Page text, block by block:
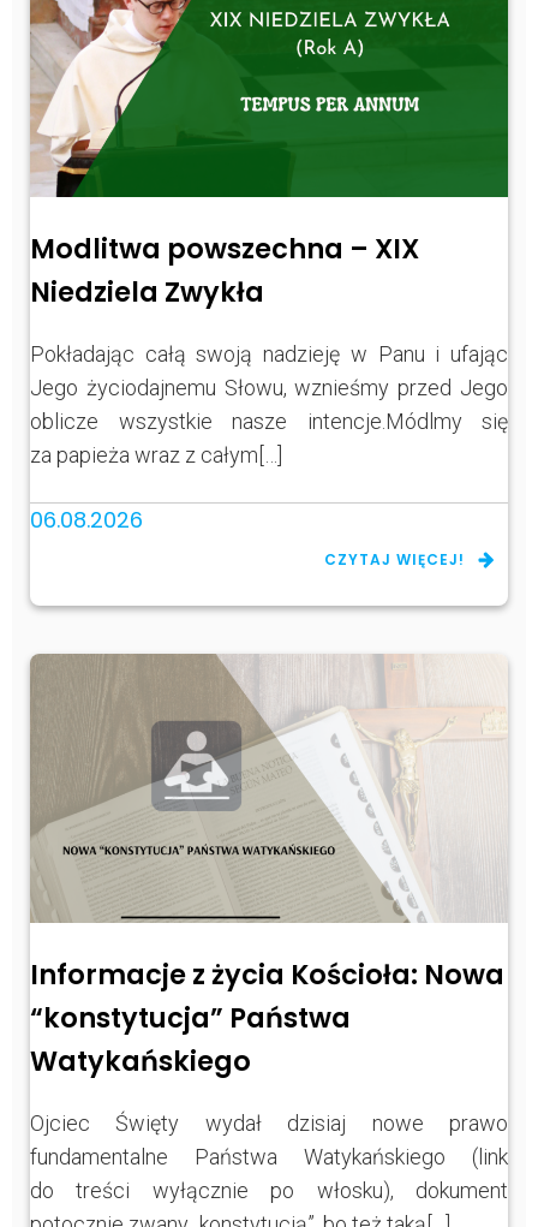
Modlitwa powszechna – XIX
Niedziela Zwykła
Pokładając całą swoją nadzieję w Panu i ufając
Jego życiodajnemu Słowu, wznieśmy przed Jego
oblicze wszystkie nasze intencje.Módlmy się
za papieża wraz z całym[…]
06.08.2026
CZYTAJ WIĘCEJ!
Informacje z życia Kościoła: Nowa
“konstytucja” Państwa
Watykańskiego
Ojciec Święty wydał dzisiaj nowe prawo
fundamentalne Państwa Watykańskiego (link
do treści wyłącznie po włosku), dokument